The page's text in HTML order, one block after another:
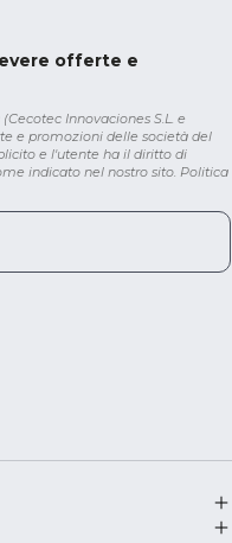
offerte e
Innovaciones S.L. e
e promozioni delle società del
e l'utente ha il diritto di
indicato nel nostro sito. Politica